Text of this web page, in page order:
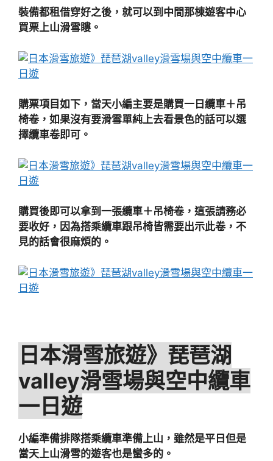
裝備都租借穿好之後，就可以到中間那棟遊客中心
買票上山滑雪瞜。
購票項目如下，當天小編主要是購買一日纜車＋吊
椅卷，如果沒有要滑雪單純上去看景色的話可以選
擇纜車卷即可。
購買後即可以拿到一張纜車＋吊椅卷，這張請務必
要收好，因為搭乘纜車跟吊椅皆需要出示此卷，不
見的話會很麻煩的。
日本滑雪旅遊》琵琶湖
valley滑雪場與空中纜車
一日遊
小編準備排隊搭乘纜車準備上山，雖然是平日但是
當天上山滑雪的遊客也是蠻多的。